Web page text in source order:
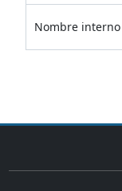
Nombre interno